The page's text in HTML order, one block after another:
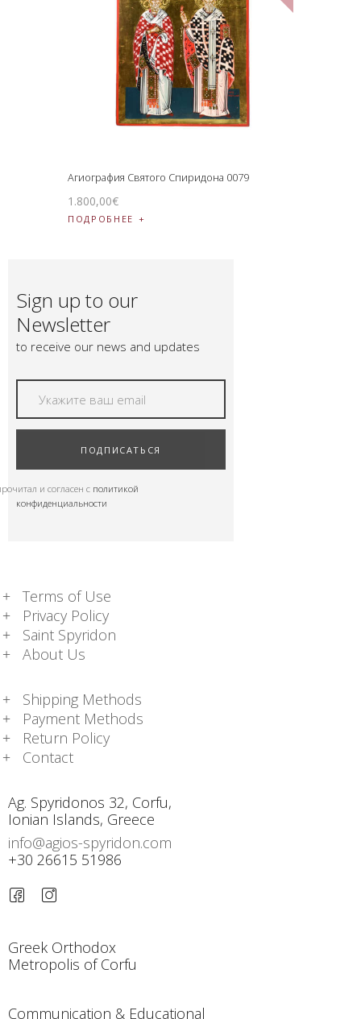
Агиография Святого Спиридона 0079
1.800,00€
ПОДРОБНЕЕ
Sign up to our
Newsletter
to receive our news and updates
ПОДПИСАТЬСЯ
и согласен с политикой
конфиденциальности
Terms of Use
Privacy Policy
Saint Spyridon
About Us
Shipping Methods
Payment Methods
Return Policy
Contact
Ag. Spyridonos 32, Corfu,
Ionian Islands, Greece
info@agios-spyridon.com
+30 26615 51986
Greek Orthodox
Metropolis of Corfu
Communication & Educational